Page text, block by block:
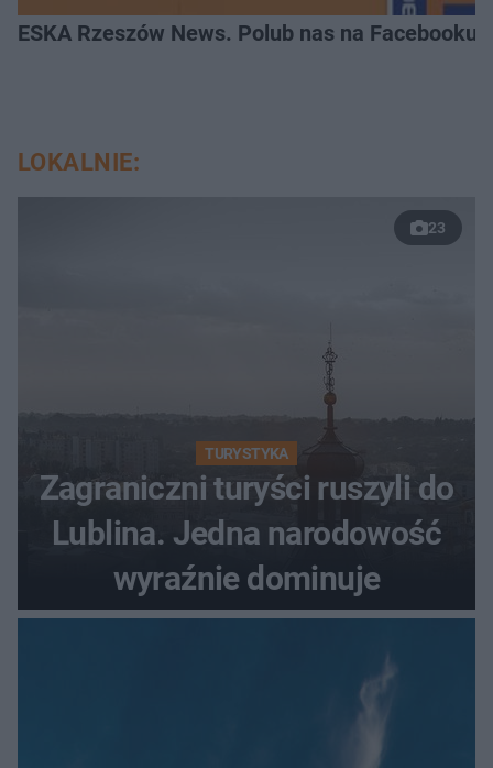
ESKA Rzeszów News. Polub nas na Facebooku!
LOKALNIE:
23
TURYSTYKA
Zagraniczni turyści ruszyli do
Lublina. Jedna narodowość
wyraźnie dominuje